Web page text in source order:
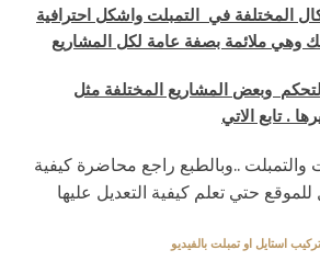
المختلفة في التمبلت واشكل احترافية
وهي ملائمة بصفة عامة لكل المشاريع
وبعض المشاريع المختلفة مثل
. تابع الاتي
والتمبلت ..وبالطبع راجع محاضرة كيفية
حتي تعلم كيفية التعديل عليها
استايل او تمبلت بالفيديو